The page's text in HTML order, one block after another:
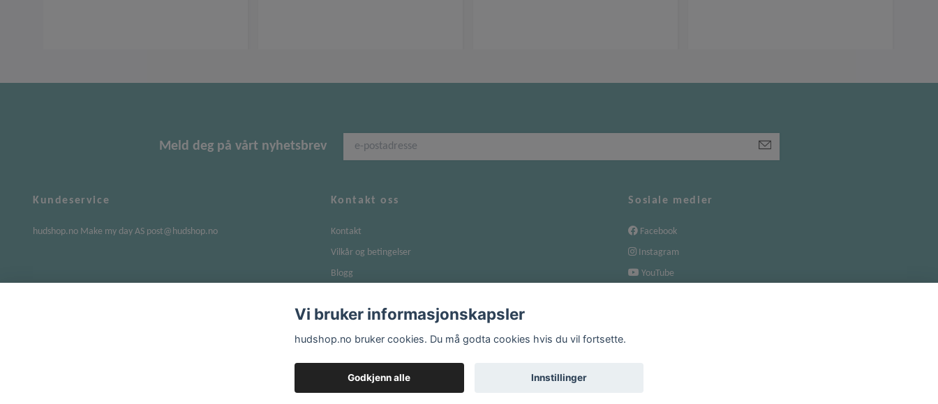
Meld deg på vårt nyhetsbrev
Kundeservice
hudshop.no Make my day AS post@hudshop.no
Kontakt oss
Kontakt
Vilkår og betingelser
Blogg
Personvernerklæring
Sosiale medier
Facebook
Instagram
YouTube
Vi bruker informasjonskapsler
hudshop.no bruker cookies. Du må godta cookies hvis du vil fortsette.
Godkjenn alle Innstillinger